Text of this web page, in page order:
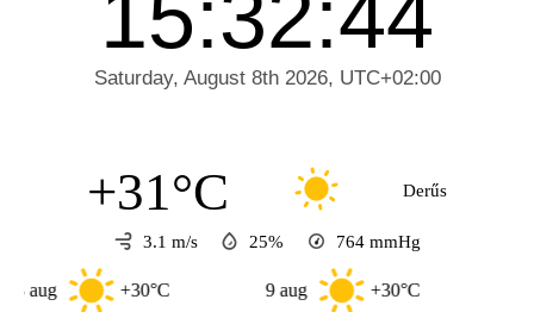
+31°C Derűs
3.1 m/s 25% 764 mmHg
+30°C +30°C